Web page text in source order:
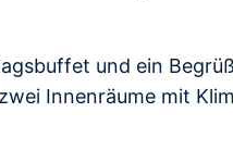
und ein
Innenräume mit